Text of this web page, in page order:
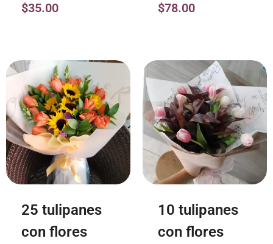
$35.00 $78.00
25 tulipanes
con flores
10 tulipanes
con flores